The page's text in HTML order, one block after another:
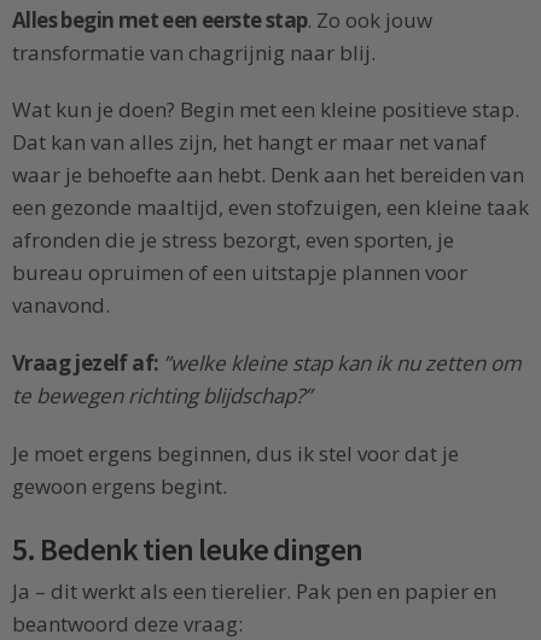
Alles begin met een eerste stap. Zo ook jouw
transformatie van chagrijnig naar blij.
Wat kun je doen? Begin met een kleine positieve stap.
Dat kan van alles zijn, het hangt er maar net vanaf
waar je behoefte aan hebt. Denk aan het bereiden van
een gezonde maaltijd, even stofzuigen, een kleine taak
afronden die je stress bezorgt, even sporten, je
bureau opruimen of een uitstapje plannen voor
vanavond.
Vraag jezelf af: ”welke kleine stap kan ik nu zetten om
te bewegen richting blijdschap?”
Je moet ergens beginnen, dus ik stel voor dat je
gewoon ergens begint.
5. Bedenk tien leuke dingen
Ja – dit werkt als een tierelier. Pak pen en papier en
beantwoord deze vraag: